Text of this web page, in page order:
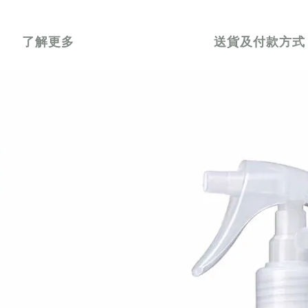
了解更多 送貨及付款方式